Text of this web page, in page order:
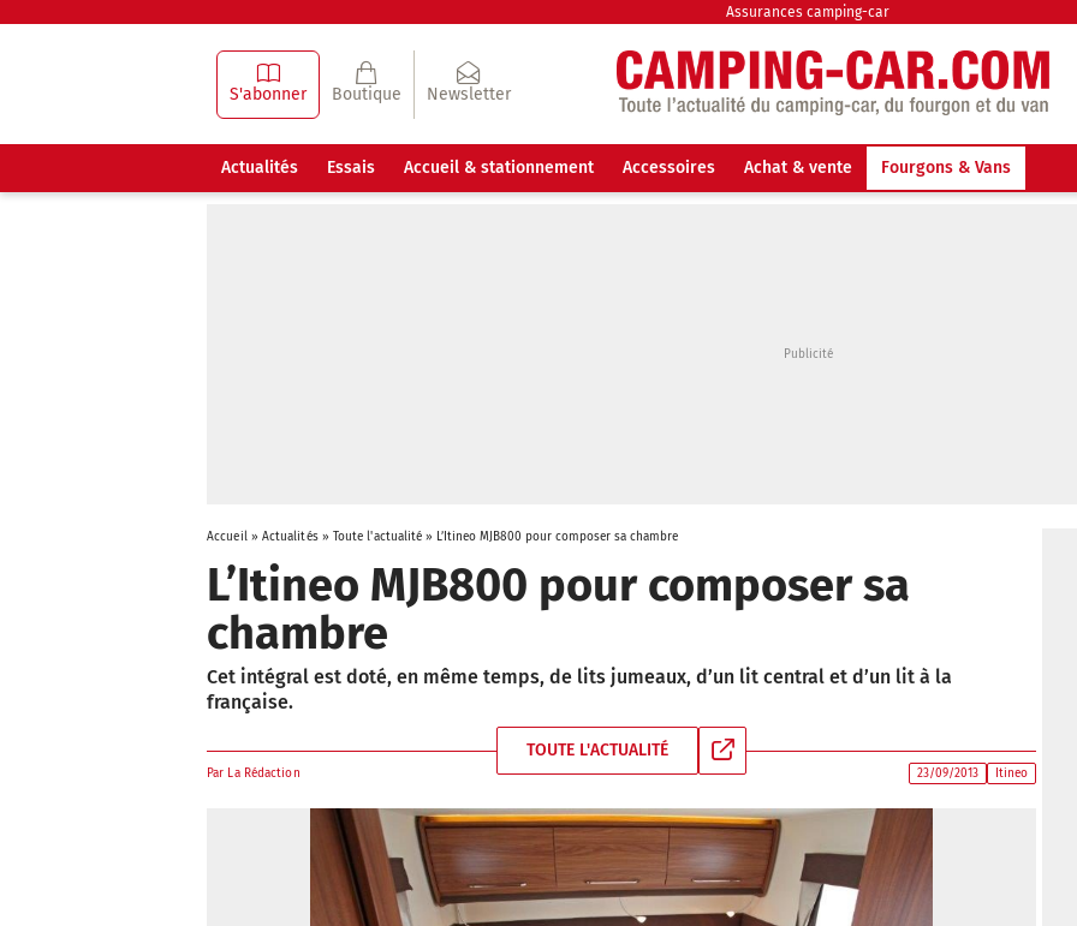
Assurances camping-car
S'abonner Boutique Newsletter
Actualités Essais Accueil & stationnement Accessoires Achat & vente Fourgons & Vans
Accueil» Actualités» Toute l'actualité » L’Itineo MJB800 pour composer sa chambre
L’Itineo MJB800 pour composer sa
chambre
Cet intégral est doté, en même temps, de lits jumeaux, d’un lit central et d’un lit à la
française.
TOUTE L'ACTUALITÉ
Par La Rédaction 23/09/2013 Itineo